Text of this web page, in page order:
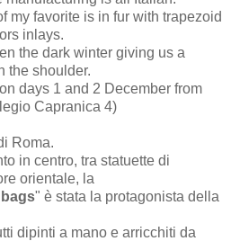
my favorite is in fur with trapezoid
inlays.
the dark winter giving us a
the shoulder.
days 1 and 2 December from
Capranica 4)
Roma.
in centro, tra statuette di
orientale, la
" è stata la protagonista della
dipinti a mano e arricchiti da